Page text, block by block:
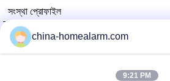
সংস্থা প্রোফাইল
Alarms Series Technology Co., Limited
যাচাইকৃত সরবরাহকারী
Verified Suplier
china-homealarm.com
9:21 PM